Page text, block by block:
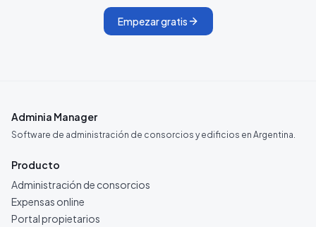
Empezar gratis
Adminia Manager
Software de administración de consorcios y edificios en Argentina.
Producto
Administración de consorcios
Expensas online
Portal propietarios